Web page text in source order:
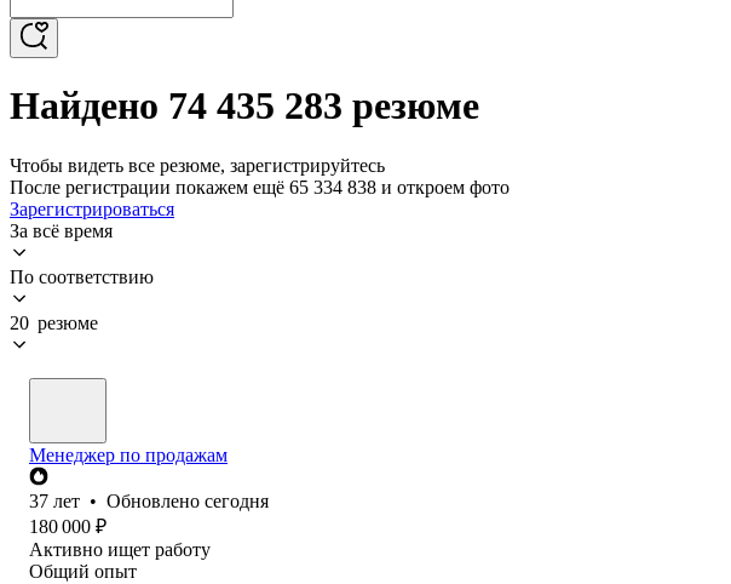
Найдено 74 435 283 резюме
Чтобы видеть все резюме, зарегистрируйтесь
После регистрации покажем ещё 65 334 838 и откроем фото
Зарегистрироваться
За всё время
По соответствию
20 резюме
Менеджер по продажам
37 лет • Обновлено сегодня
180 000 ₽
Активно ищет работу
Общий опыт